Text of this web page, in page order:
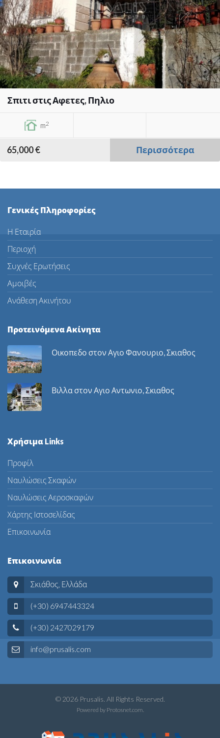
Σπιτι στις Αφετες, Πηλιο
m2
65,000 € Περισσότερα
Γενικές Πληροφορίες
Η Εταιρία
Περιοχή
Συχνές Ερωτήσεις
Αμοιβές
Ανάθεση Ακινήτου
Προτεινόμενα Ακίνητα
Οικοπεδο στον Αγιο Φανουριο, Σκιαθος
Βιλλα στον Αγιο Αντωνιο, Σκιαθος
Χρήσιμα Links
Προφίλ
Ναυλώσεις Σκαφών
Ναυλώσεις Αεροσκαφών
Χάρτης Ιστοσελίδας
Επικοινωνία
Επικοινωνία
Σκιάθος, Ελλάδα
(+30) 6947443324
(+30) 2427029179
info@prusalis.com
© 2026 Prusalis. All Rights Reserved.
Powered by Protosnet.com.